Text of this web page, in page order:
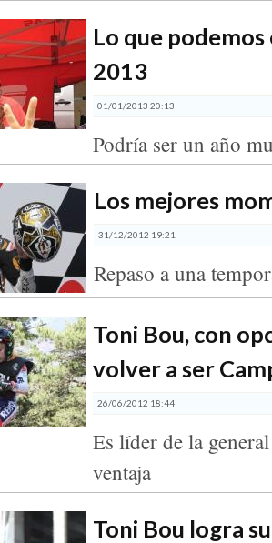
Lo que
2013
01/01/2013 20:13
Podría ser un año
Los mejores
31/12/2012 19:21
Repaso a una
Toni Bou, con
volver a ser
26/06/2012 18:44
Es líder de la
ventaja
Toni Bou logra